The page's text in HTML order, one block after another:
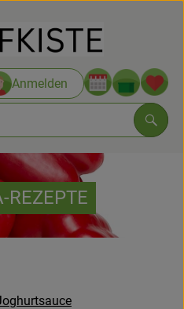
Anmelden
öffnen oder
REZEPTE